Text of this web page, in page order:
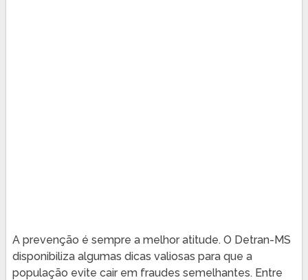
A prevenção é sempre a melhor atitude. O Detran-MS
disponibiliza algumas dicas valiosas para que a
população evite cair em fraudes semelhantes. Entre